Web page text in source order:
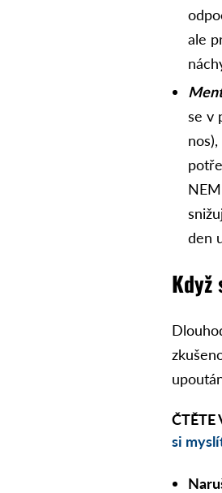
ale
se v
den
ČTĚTE
si